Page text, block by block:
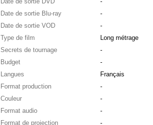
Date de sortie Blu-ray
-
Date de sortie VOD
-
Type de film
Long métrage
Secrets de tournage
-
Budget
-
Langues
Français
Format production
-
Couleur
-
Format audio
-
Format de projection
-